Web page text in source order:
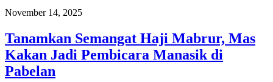
November 14, 2025
Tanamkan Semangat Haji Mabrur, Mas
Kakan Jadi Pembicara Manasik di
Pabelan